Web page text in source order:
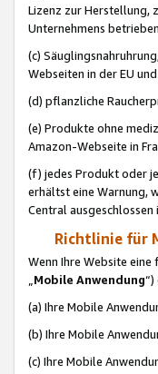
Lizenz zur Herstellung,
Unternehmens
(c)
Webseiten in der EU
(d) pflanzliche
(e) Produkte ohne
Amazon-Webseite in
(f) jedes Produkt oder
erhältst eine Warnung,
Central ausgeschlossen
Richtlinie für
Wenn Ihre Website
„Mobile Anwendung
(a) Ihre Mobile
(b) Ihre Mobile
(c) Ihre Mobile